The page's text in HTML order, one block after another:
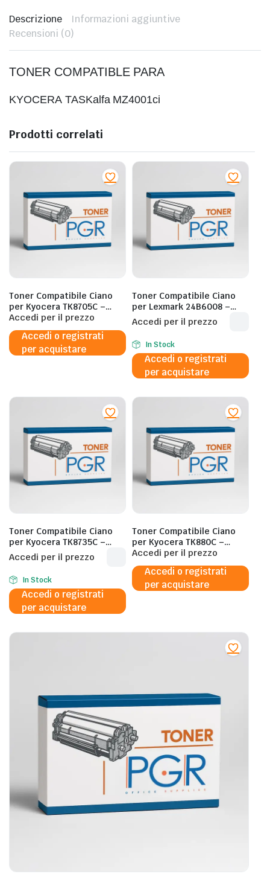
Descrizione
Informazioni aggiuntive
Recensioni (0)
TONER COMPATIBLE PARA
KYOCERA TASKalfa MZ4001ci
Prodotti correlati
Toner Compatibile Ciano
per Kyocera TK8705C –
30.000 Pagine al 5%
Accedi per il prezzo
Accedi o registrati
per acquistare
Toner Compatibile Ciano
per Lexmark 24B6008 –
3.000 Pagine al 5%
Accedi per il prezzo
In Stock
Accedi o registrati
per acquistare
Toner Compatibile Ciano
per Kyocera TK8735C –
40.000 Pagine al 5%
Accedi per il prezzo
In Stock
Accedi o registrati
per acquistare
Toner Compatibile Ciano
per Kyocera TK880C –
18.000 Pagine al 5%
Accedi per il prezzo
Accedi o registrati
per acquistare